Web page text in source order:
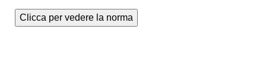
Clicca per vedere la norma